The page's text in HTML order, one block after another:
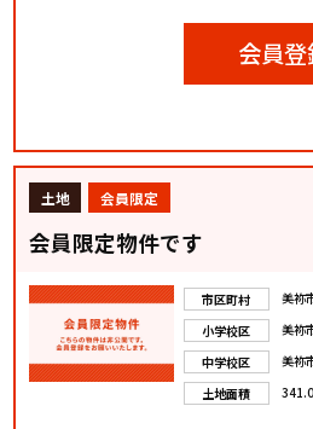
会員
土地 会員限定
会員限定物件です
市区町村
美祢
小学校区
美祢
中学校区
美祢
土地面積